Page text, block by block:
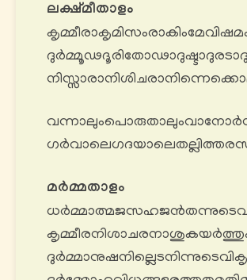
ലക്ഷ്മീതാളം
മർമ്മതാളം